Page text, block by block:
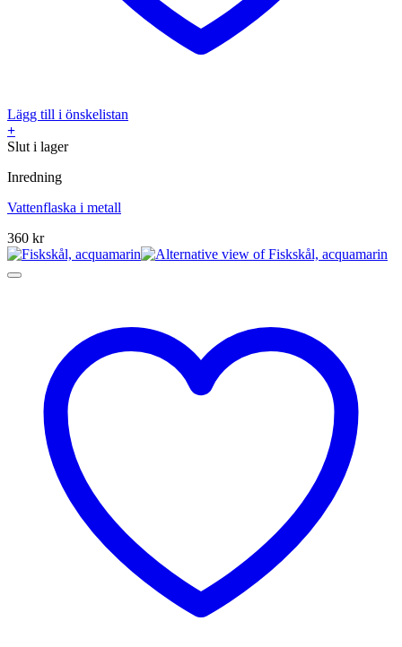
Lägg till i önskelistan
+
Slut i lager
Inredning
Vattenflaska i metall
360 kr